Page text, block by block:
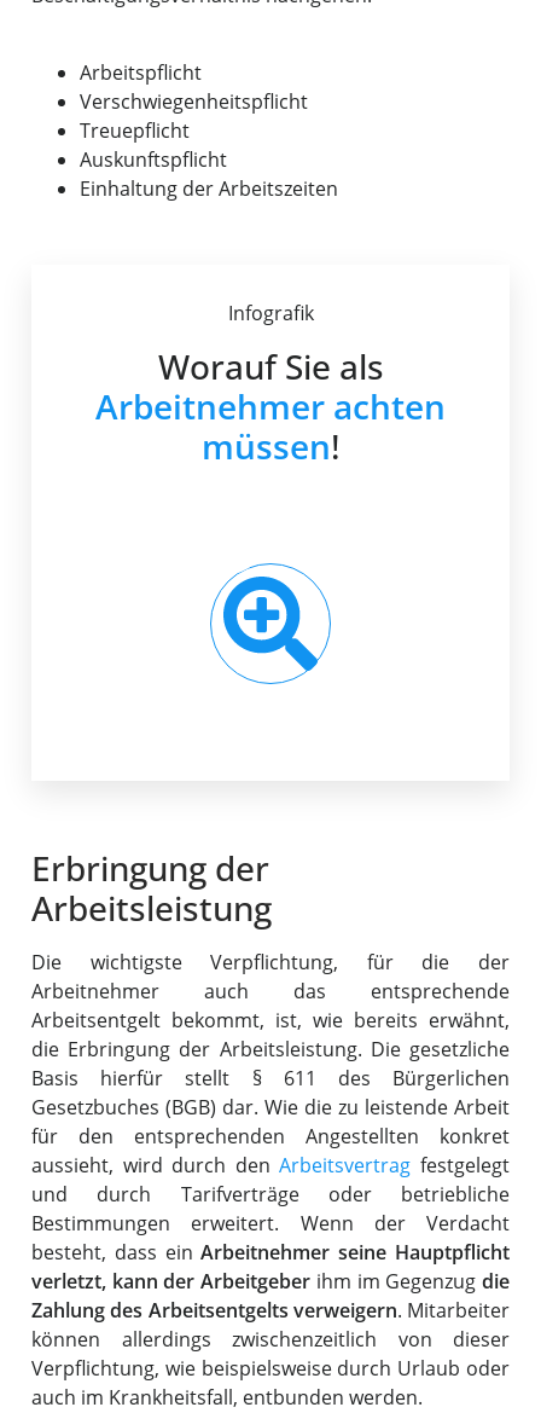
Arbeitspflicht
Verschwiegenheitspflicht
Treuepflicht
Auskunftspflicht
Einhaltung der Arbeitszeiten
Infografik
Worauf Sie als
Arbeitnehmer achten
müssen!
Erbringung der
Arbeitsleistung
Die wichtigste Verpflichtung, für die der
Arbeitnehmer auch das entsprechende
Arbeitsentgelt bekommt, ist, wie bereits erwähnt,
die Erbringung der Arbeitsleistung. Die gesetzliche
Basis hierfür stellt § 611 des Bürgerlichen
Gesetzbuches (BGB) dar. Wie die zu leistende Arbeit
für den entsprechenden Angestellten konkret
aussieht, wird durch denArbeitsvertrag festgelegt
und durch Tarifverträge oder betriebliche
Bestimmungen erweitert. Wenn der Verdacht
besteht, dass einArbeitnehmer seine Hauptpflicht
verletzt, kann der Arbeitgeber ihm im Gegenzugdie
Zahlung des Arbeitsentgelts verweigern. Mitarbeiter
können allerdings zwischenzeitlich von dieser
Verpflichtung, wie beispielsweise durch Urlaub oder
auch im Krankheitsfall, entbunden werden.